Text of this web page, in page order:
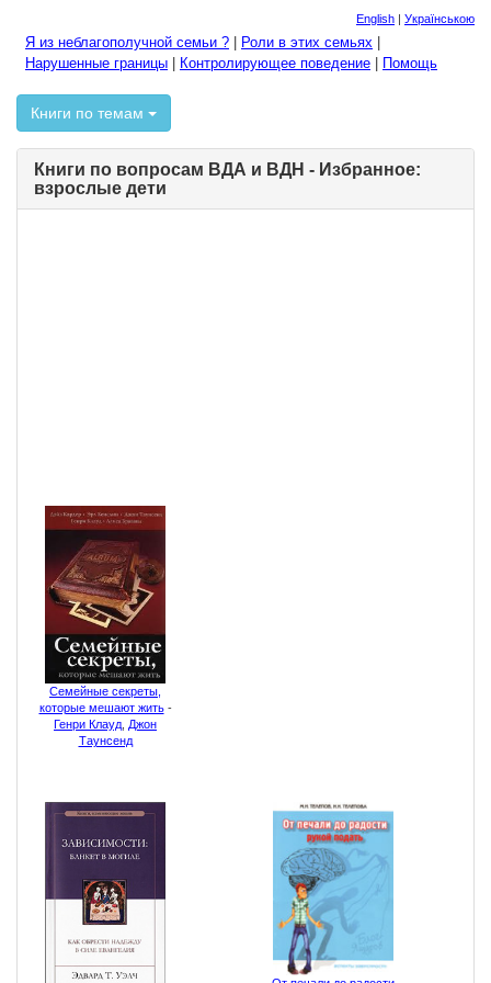
English | Українською
Я из неблагополучной семьи ? Роли в этих семьях
Нарушенные границы
Контролирующее поведение Помощь
Книги по темам
Книги по вопросам ВДА и ВДН - Избранное:
взрослые дети
Семейные секреты,
которые мешают жить-
Генри Клауд Джон
Таунсенд